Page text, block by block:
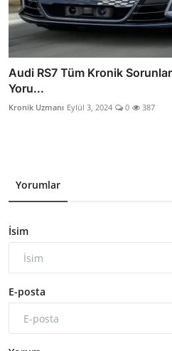
Audi RS7 Tüm Kronik
Yoru...
Kronik Uzmanı Eylül 3, 2024 0 387
Yorumlar
İsim
E-posta